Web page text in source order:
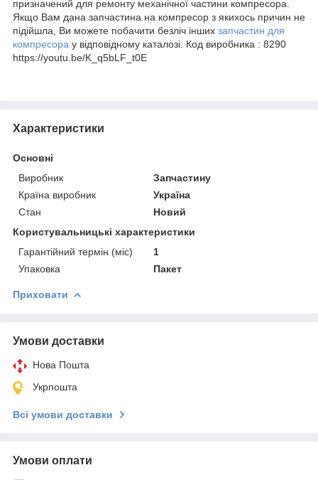
призначений для ремонту механічної частини компресора.
Якщо Вам дана запчастина на компресор з якихось причин не
підійшла, Ви можете побачити безліч інших запчастин для
компресора у відповідному каталозі. Код виробника : 8290
https://youtu.be/K_q5bLF_t0E
Характеристики
Основні
Виробник
Запчастину
Країна виробник
Україна
Стан
Новий
Користувальницькі характеристики
Гарантійний термін (міс)
1
Упаковка
Пакет
Приховати
Умови доставки
Нова Пошта
Укрпошта
Всі умови доставки
Умови оплати